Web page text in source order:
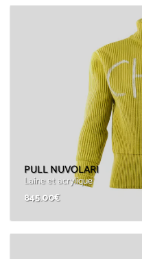
PULL NUVOLARI
Laine et acrylique
845.00€